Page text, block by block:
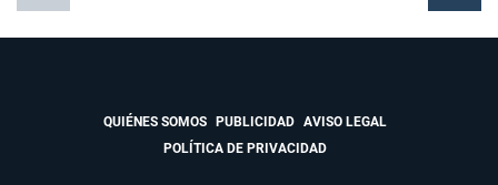
QUIÉNES SOMOS PUBLICIDAD
AVISO LEGAL
POLÍTICA DE PRIVACIDAD